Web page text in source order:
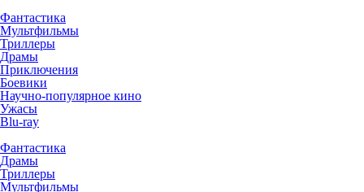
Фантастика
Мультфильмы
Триллеры
Драмы
Приключения
Боевики
Научно-популярное кино
Ужасы
Blu-ray
Фантастика
Драмы
Триллеры
Мультфильмы